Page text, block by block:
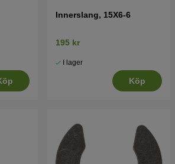
Innerslang, 15X6-6
195 kr
I lager
Köp